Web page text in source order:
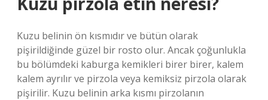
Kuzu belinin ön kısmıdır ve bütün olarak
pişirildiğinde güzel bir rosto olur. Ancak çoğunlukla
bu bölümdeki kaburga kemikleri birer birer, kalem
kalem ayrılır ve pirzola veya kemiksiz pirzola olarak
pişirilir. Kuzu belinin arka kısmı pirzolanın